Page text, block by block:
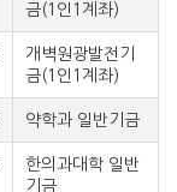
금(1인1계좌)
개벽원광발전기
금(1인1계좌)
약학과 일반기금
한의과대학 일반
기금